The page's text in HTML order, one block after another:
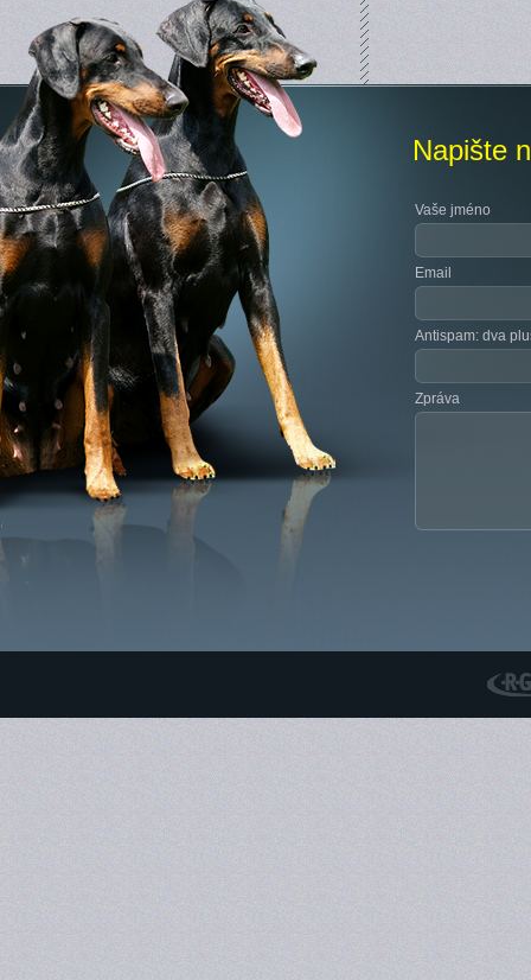
Napište
Vaše jméno
Email
Antispam: dva
Zpráva